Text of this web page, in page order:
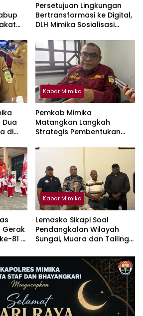
Persetujuan Lingkungan
Bertransformasi ke Digital,
DLH Mimika Sosialisasi
Amdalnet Bagi Pelaku
Usaha
Dua
di
Kabar Mimika
Pemkab Mimika
Matangkan Langkah
Strategis Pembentukan
Gerak
81 di
Kabar Mimika
Lemasko Sikapi Soal
Pendangkalan Wilayah
Sungai, Muara dan Tailing :
Tanggung Jawab
Selesaikan Masalah Akses
Masyarakat